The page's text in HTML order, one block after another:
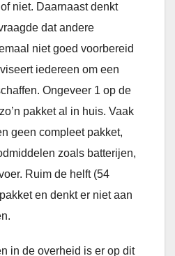
niet. Daarnaast denkt
dat andere
niet goed voorbereid
iedereen om een
Ongeveer 1 op de
pakket al in huis. Vaak
geen compleet pakket,
zoals batterijen,
Ruim de helft (54
en denkt er niet aan
in de overheid is er op dit